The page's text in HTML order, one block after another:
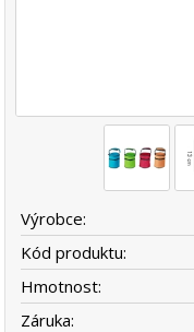
Výrobce:
Kód produktu:
Hmotnost:
Záruka: